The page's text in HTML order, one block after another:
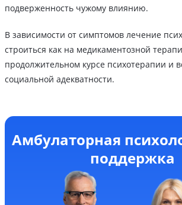
подверженность чужому влиянию.
В зависимости от симптомов лечение
строиться как на медикаментозной
продолжительном курсе психотерапии и
социальной адекватности.
Амбулаторная
поддержка